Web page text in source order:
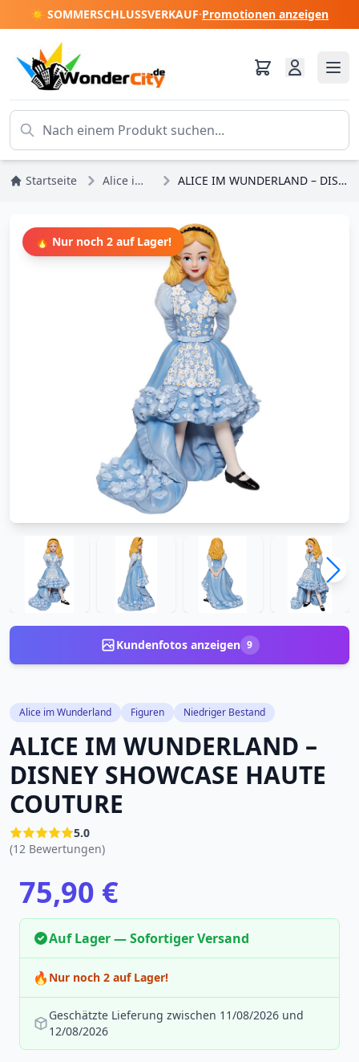
☀️ SOMMERSCHLUSSVERKAUF·Promotionen anzeigen
Startseite Alice im Wunderland ALICE IM WUNDERLAND – DISNEY SHOWCASE HAUTE COUTURE
🔥 Nur noch 2 auf Lager!
Kundenfotos anzeigen 9
Alice im Wunderland Figuren Niedriger Bestand
ALICE IM WUNDERLAND –
DISNEY SHOWCASE HAUTE
COUTURE
5.0
(12 Bewertungen)
75,90 €
Auf Lager — Sofortiger Versand
🔥 Nur noch 2 auf Lager!
Geschätzte Lieferung zwischen 11/08/2026 und
12/08/2026